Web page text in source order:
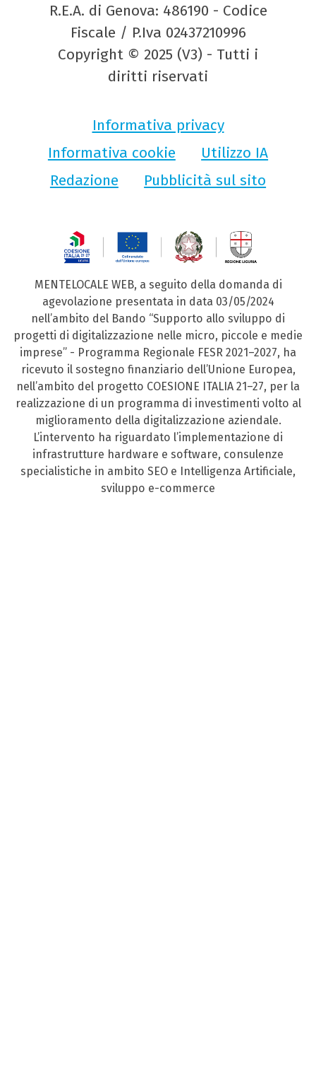
R.E.A. di Genova: 486190 - Codice
Fiscale / P.Iva 02437210996
Copyright © 2025 (V3) - Tutti i
diritti riservati
Informativa privacy
Informativa cookie
Utilizzo IA
Redazione
Pubblicità sul sito
MENTELOCALE WEB, a seguito della domanda di
agevolazione presentata in data 03/05/2024
nell’ambito del Bando “Supporto allo sviluppo di
progetti di digitalizzazione nelle micro, piccole e medie
imprese” - Programma Regionale FESR 2021–2027, ha
ricevuto il sostegno finanziario dell’Unione Europea,
nell’ambito del progetto COESIONE ITALIA 21–27, per la
realizzazione di un programma di investimenti volto al
miglioramento della digitalizzazione aziendale.
L’intervento ha riguardato l’implementazione di
infrastrutture hardware e software, consulenze
specialistiche in ambito SEO e Intelligenza Artificiale,
sviluppo e-commerce